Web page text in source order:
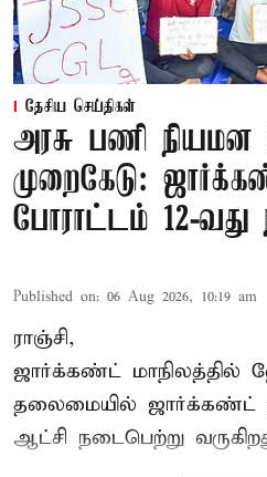
தேசிய செய்திகள்
அரசு பணி நியமன
முறைகேடு:
போராட்டம் 12-வது
Published on: 06 Aug 2026, 10:19 am
ராஞ்சி,
ஜார்க்கண்ட்
தலைமையில் ஜார்க்கண்ட்
ஆட்சி நடைபெற்று